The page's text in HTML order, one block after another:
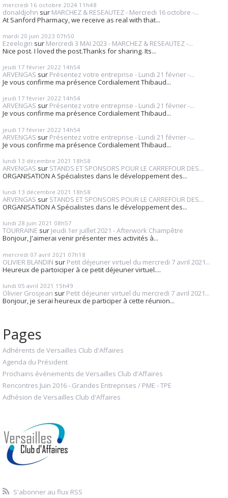
mercredi 16 octobre 2024 11h48
donaldjohn sur MARCHEZ & RESEAUTEZ - Mercredi 16 octobre -...
At Sanford Pharmacy, we receive as real with that...
mardi 20 juin 2023 07h50
Ezeelogin sur Mercredi 3 MAI 2023 - MARCHEZ & RESEAUTEZ -...
Nice post. I loved the post.Thanks for sharing. Its...
jeudi 17 février 2022 14h54
ARVENGAS sur Présentez votre entreprise - Lundi 21 février -...
Je vous confirme ma présence Cordialement Thibaud...
jeudi 17 février 2022 14h54
ARVENGAS sur Présentez votre entreprise - Lundi 21 février -...
Je vous confirme ma présence Cordialement Thibaud...
jeudi 17 février 2022 14h54
ARVENGAS sur Présentez votre entreprise - Lundi 21 février -...
Je vous confirme ma présence Cordialement Thibaud...
lundi 13 décembre 2021 18h58
ARVENGAS sur STANDS ET SPONSORS POUR LE CARREFOUR DES...
ORGANISATION A Spécialistes dans le développement des...
lundi 13 décembre 2021 18h58
ARVENGAS sur STANDS ET SPONSORS POUR LE CARREFOUR DES...
ORGANISATION A Spécialistes dans le développement des...
lundi 28 juin 2021 08h57
TOURRAINE sur Jeudi 1er juillet 2021 - Afterwork Champêtre
Bonjour, J'aimerai venir présenter mes activités à...
mercredi 07 avril 2021 07h18
OLIVIER BLANDIN sur Petit déjeuner virtuel du mercredi 7 avril 2021...
Heureux de partoiciper à ce petit déjeuner virtuel....
lundi 05 avril 2021 15h49
Olivier Grosjean sur Petit déjeuner virtuel du mercredi 7 avril 2021...
Bonjour, je serai heureux de participer à cette réunion...
Pages
Adhérents de Versailles Club d'Affaires
Agenda du Président
Prochains événements de Versailles Club d'Affaires
Rencontres Juin 2016 - Grandes Entreprises / PME - TPE
Adhésion de Versailles Club d'Affaires
S'abonner au flux RSS